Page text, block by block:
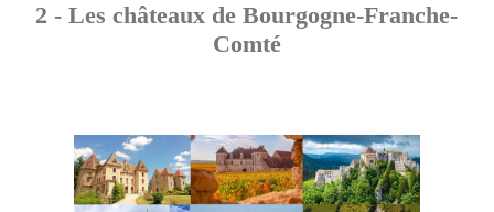
2 - Les châteaux de Bourgogne-Franche-
Comté